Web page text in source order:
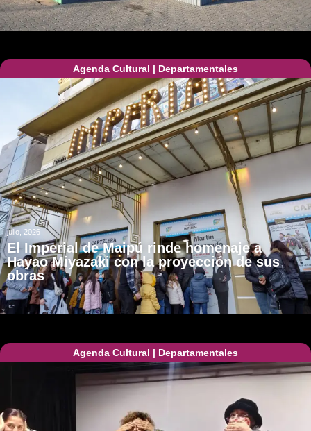
Agenda Cultural | Departamentales
julio, 2026
El Imperial de Maipú rinde homenaje a
Hayao Miyazaki con la proyección de sus
obras
Agenda Cultural | Departamentales